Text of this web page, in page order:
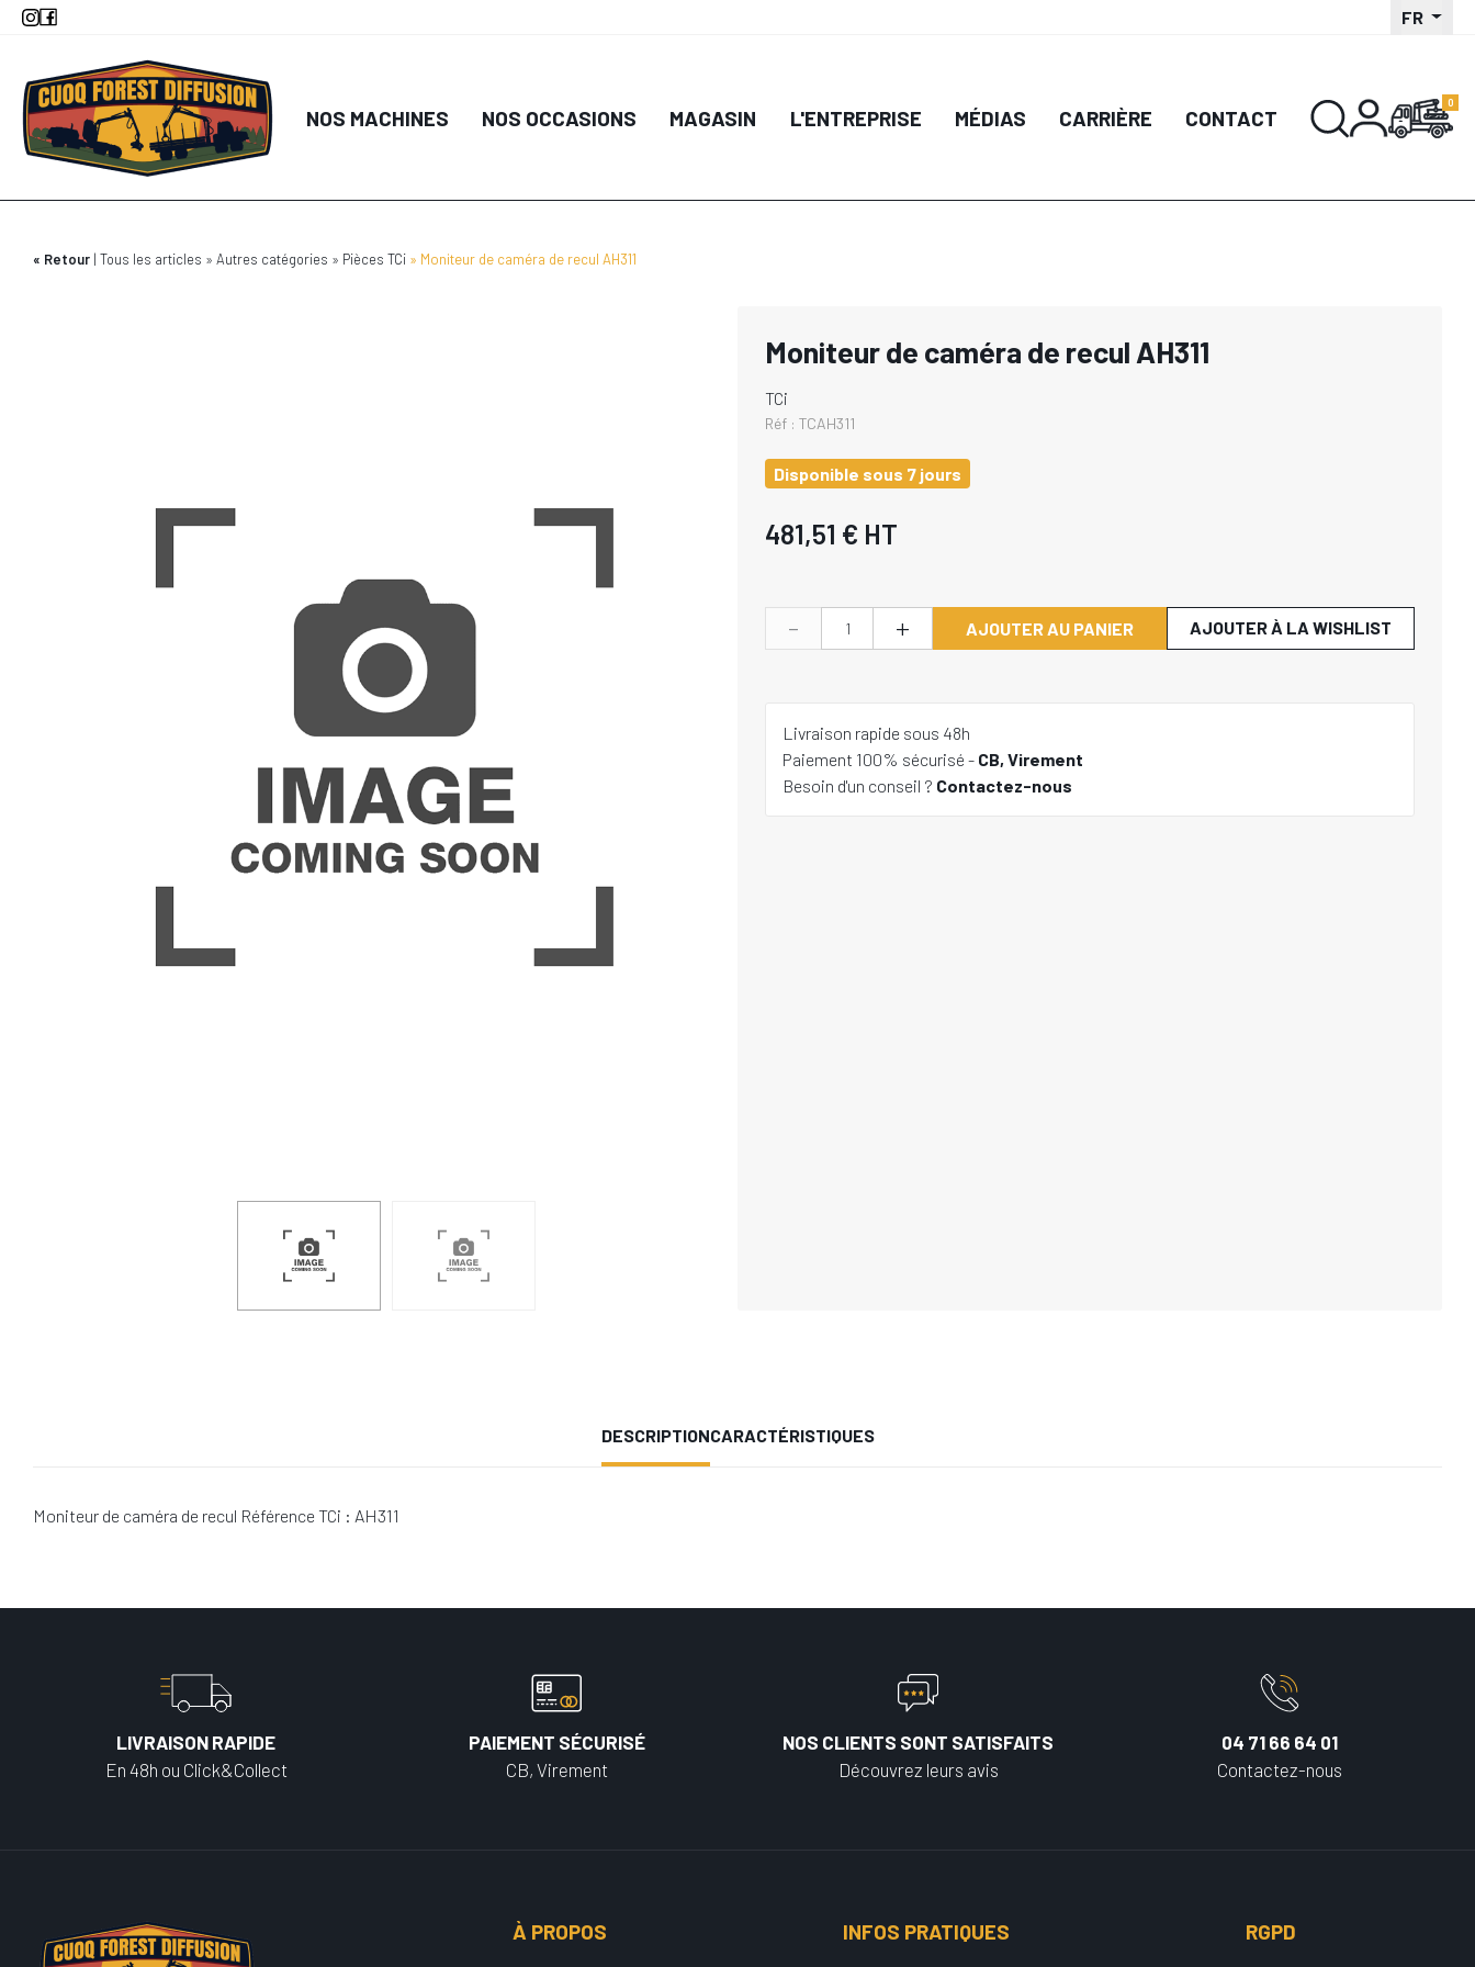
Aller
principal
FR
NOS MACHINES NOS OCCASIONS MAGASIN L'ENTREPRISE MÉDIAS CARRIÈRE CONTACT
Retour Tous les articles Autres catégories Pièces TCi Moniteur de caméra de recul AH311
Moniteur de caméra de recul AH311
TCi
Réf : TCAH311
Disponible sous 7 jours
481,51 € HT
- + AJOUTER AU PANIER AJOUTER À LA WISHLIST
Livraison rapide sous 48h
Paiement 100% sécurisé - CB, Virement
Besoin d'un conseil ? Contactez-nous
DESCRIPTIONCARACTÉRISTIQUES
Moniteur de caméra de recul Référence TCi : AH311
LIVRAISON RAPIDE
En 48h ou Click&Collect
PAIEMENT SÉCURISÉ
CB, Virement
NOS CLIENTS SONT SATISFAITS
Découvrez leurs avis
04 71 66 64 01
Contactez-nous
À PROPOS INFOS PRATIQUES RGPD